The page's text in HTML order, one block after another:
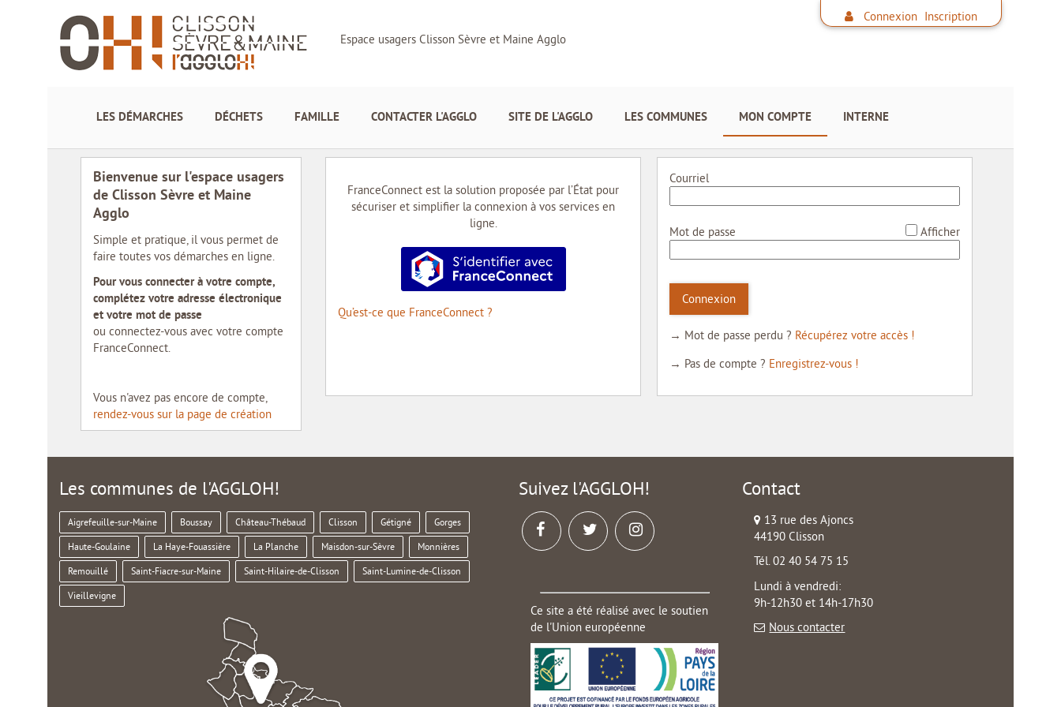
Espace usagers Clisson Sèvre et Maine Agglo
Connexion Inscription
LES DÉMARCHES DÉCHETS FAMILLE CONTACTER L'AGGLO SITE DE L'AGGLO LES COMMUNES MON COMPTE INTERNE
Bienvenue sur l'espace usagers
de Clisson Sèvre et Maine
Agglo
Simple et pratique, il vous permet de
faire toutes vos démarches en ligne.
Pour vous connecter à votre compte,
complétez votre adresse électronique
et votre mot de passe
ou connectez-vous avec votre compte
FranceConnect.
Vous n'avez pas encore de compte,
rendez-vous sur la page de création
FranceConnect est la solution proposée par l’État pour
sécuriser et simplifier la connexion à vos services en
ligne.
S’identifier avec FranceConnect
Qu’est-ce que FranceConnect ?
Courriel
*
Mot de passe Afficher
Connexion
→ Mot de passe perdu ? Récupérez votre accès !
→ Pas de compte ? Enregistrez-vous !
Les communes de l'AGGLOH!
Aigrefeuille-sur-Maine Boussay Château-Thébaud Clisson Gétigné Gorges
Haute-Goulaine La Haye-Fouassière La Planche Maisdon-sur-Sèvre Monnières
Remouillé Saint-Fiacre-sur-Maine Saint-Hilaire-de-Clisson Saint-Lumine-de-Clisson
Vieillevigne
Suivez l'AGGLOH!
Ce site a été réalisé avec le soutien
de l'Union européenne
Contact
13 rue des Ajoncs
44190 Clisson
Tél. 02 40 54 75 15
Lundi à vendredi:
9h-12h30 et 14h-17h30
Nous contacter